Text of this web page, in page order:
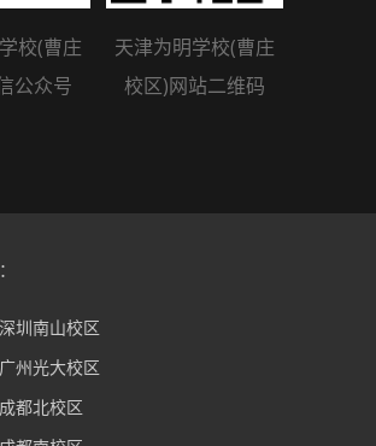
校(曹庄
公众号
天津为明学校(曹庄
校区)网站二维码
圳南山校区
州光大校区
都北校区